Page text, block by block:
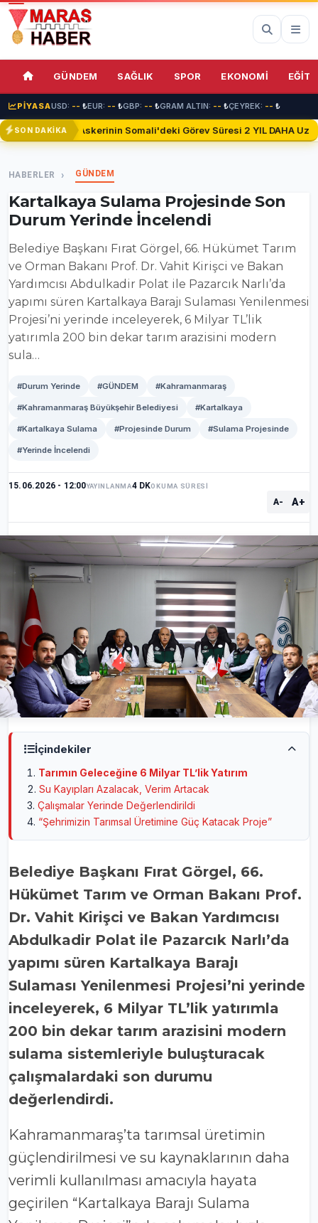
GÜNDEM SAĞLIK SPOR EKONOMİ
PİYASAUSD: -- ₺EUR: -- ₺GBP: -- ₺GRAM ALTIN: -- ₺ÇEYREK: -- ₺
SON DAKİKATürk Askerinin Somali'deki Görev Süresi 2 YIL DAHA
68%
HABERLER GÜNDEM
Kartalkaya Sulama Projesinde Son
Durum Yerinde İncelendi
Belediye Başkanı Fırat Görgel, 66. Hükümet Tarım
ve Orman Bakanı Prof. Dr. Vahit Kirişci ve Bakan
Yardımcısı Abdulkadir Polat ile Pazarcık Narlı’da
yapımı süren Kartalkaya Barajı Sulaması Yenilenmesi
Projesi’ni yerinde inceleyerek, 6 Milyar TL’lik
yatırımla 200 bin dekar tarım arazisini modern
sula…
#Durum Yerinde #GÜNDEM #Kahramanmaraş
#Kahramanmaraş Büyükşehir Belediyesi #Kartalkaya
#Kartalkaya Sulama #Projesinde Durum #Sulama Projesinde
#Yerinde İncelendi
15.06.2026 - 12:00YAYINLANMA4 DKOKUMA SÜRESİ
A- A+
İçindekiler
Tarımın Geleceğine 6 Milyar TL’lik Yatırım
Su Kayıpları Azalacak, Verim Artacak
Çalışmalar Yerinde Değerlendirildi
“Şehrimizin Tarımsal Üretimine Güç Katacak Proje”
Belediye Başkanı Fırat Görgel, 66.
Hükümet Tarım ve Orman Bakanı Prof.
Dr. Vahit Kirişci ve Bakan Yardımcısı
Abdulkadir Polat ile Pazarcık Narlı’da
yapımı süren Kartalkaya Barajı
Sulaması Yenilenmesi Projesi’ni yerinde
inceleyerek, 6 Milyar TL’lik yatırımla
200 bin dekar tarım arazisini modern
sulama sistemleriyle buluşturacak
çalışmalardaki son durumu
değerlendirdi.
Kahramanmaraş’ta tarımsal üretimin
güçlendirilmesi ve su kaynaklarının daha
verimli kullanılması amacıyla hayata
geçirilen “Kartalkaya Barajı Sulama